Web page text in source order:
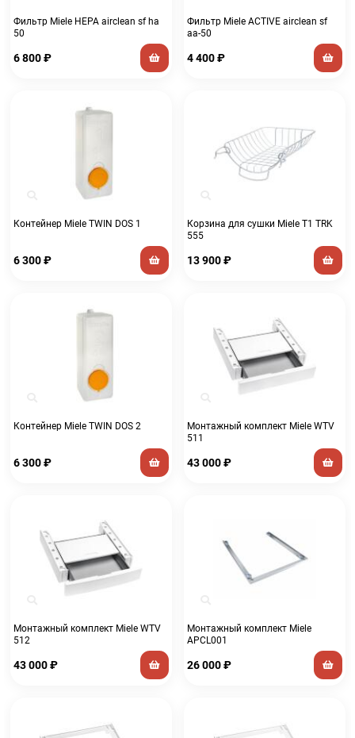
Фильтр Miele HEPA airclean sf ha
50
6 800₽
Фильтр Miele ACTIVE airclean sf
aa-50
4 400₽
Контейнер Miele TWIN DOS 1
6 300₽
Корзина для сушки Miele T1 TRK
555
13 900₽
Контейнер Miele TWIN DOS 2
6 300₽
Монтажный комплект Miele WTV
511
43 000₽
Монтажный комплект Miele WTV
512
43 000₽
Монтажный комплект Miele
APCL001
26 000₽